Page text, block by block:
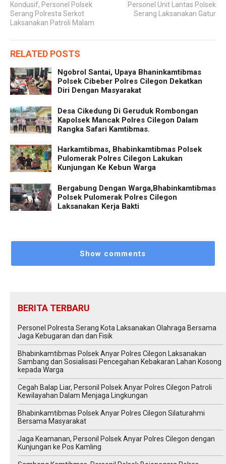
Kondusif, Personel Polsek
Serang Polresta Serkot
Laksanakan Patroli Malam
Personel Unit Lantas Polsek
Serang Laksanakan Gatur
RELATED POSTS
Ngobrol Santai, Upaya Bhaninkamtibmas
Polsek Cibeber Polres Cilegon Dekatkan
Diri Dengan Masyarakat
Desa Cikedung Di Geruduk Rombongan
Kapolsek Mancak Polres Cilegon Dalam
Rangka Safari Kamtibmas.
Harkamtibmas, Bhabinkamtibmas Polsek
Pulomerak Polres Cilegon Lakukan
Kunjungan Ke Kebun Warga
Bergabung Dengan Warga,Bhabinkamtibmas
Polsek Pulomerak Polres Cilegon
Laksanakan Kerja Bakti
Show comments
BERITA TERBARU
Personel Polresta Serang Kota Laksanakan Olahraga Bersama
Jaga Kebugaran dan dan Fisik
Bhabinkamtibmas Polsek Anyar Polres Cilegon Laksanakan
Sambang dan Sosialisasi Pencegahan Kebakaran Lahan Kosong
kepada Warga
Cegah Balap Liar, Personil Polsek Anyar Polres Cilegon Patroli
Kewilayahan Dalam Menjaga Lingkungan
Bhabinkamtibmas Polsek Anyar Polres Cilegon Silaturahmi
Bersama Masyarakat
Jaga Keamanan, Personil Polsek Anyar Polres Cilegon dengan
Kunjungan ke Pos Kamling